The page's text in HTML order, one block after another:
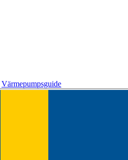
Värmepumpsguide